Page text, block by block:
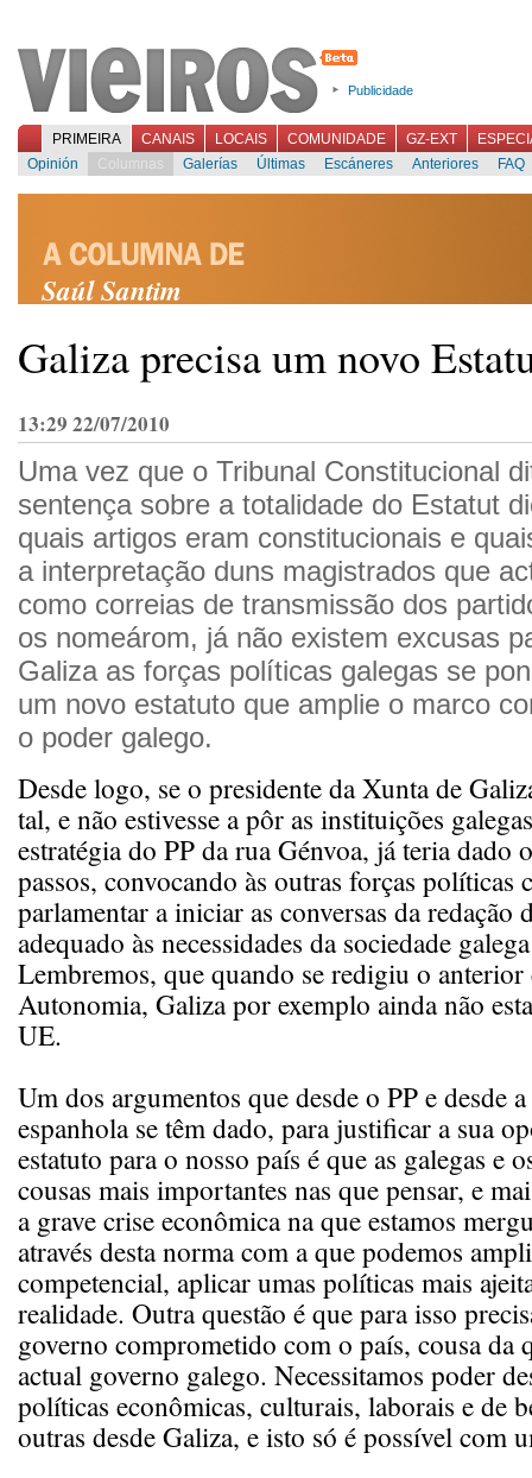
Publicidade
PRIMEIRA CANAIS LOCAIS COMUNIDADE GZ-EXT
Opinión
Columnas Galerías Últimas Escáneres Anteriores FAQ
Saúl Santim
Galiza precisa um novo
13:29 22/07/2010
Uma vez que o Tribunal Constitucional
sentença sobre a totalidade do Estatut
quais artigos eram constitucionais e
a interpretação duns magistrados que
como correias de transmissão dos
os nomeárom, já não existem excusas
Galiza as forças políticas galegas se
um novo estatuto que amplie o marco
o poder galego.
Desde logo, se o presidente da Xunta de
tal, e não estivesse a pôr as instituições
estratégia do PP da rua Génvoa, já teria dado
passos, convocando às outras forças políticas
parlamentar a iniciar as conversas da redação
adequado às necessidades da sociedade
Lembremos, que quando se redigiu o anterior
Autonomia, Galiza por exemplo ainda não
UE.
Um dos argumentos que desde o PP e desde
espanhola se têm dado, para justificar a sua
estatuto para o nosso país é que as galegas e
cousas mais importantes nas que pensar, e
a grave crise econômica na que estamos
através desta norma com a que podemos
competencial, aplicar umas políticas mais
realidade. Outra questão é que para isso
governo comprometido com o país, cousa da
actual governo galego. Necessitamos poder
políticas econômicas, culturais, laborais e de
outras desde Galiza, e isto só é possível com